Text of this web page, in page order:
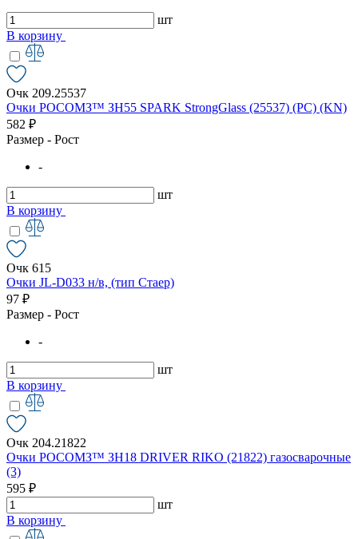
шт
В корзину
Очк 209.25537
Очки РОСОМЗ™ ЗН55 SPARK StrongGlass (25537) (PC) (KN)
582 ₽
Размер - Рост
-
шт
В корзину
Очк 615
Очки JL-D033 н/в, (тип Стаер)
97 ₽
Размер - Рост
-
шт
В корзину
Очк 204.21822
Очки РОСОМЗ™ ЗН18 DRIVER RIKO (21822) газосварочные
(3)
595 ₽
шт
В корзину